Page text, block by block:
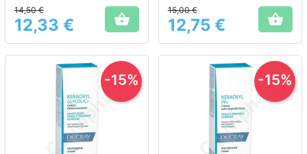
squameuses
Prix
14,50 €
12,33 €  Prix
15,00 €
12,75 € 
-15% -15%